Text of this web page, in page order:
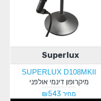
Superlux
SUPERLUX D108MKII
מיקרופון דינמי אולפני
מחיר ₪543